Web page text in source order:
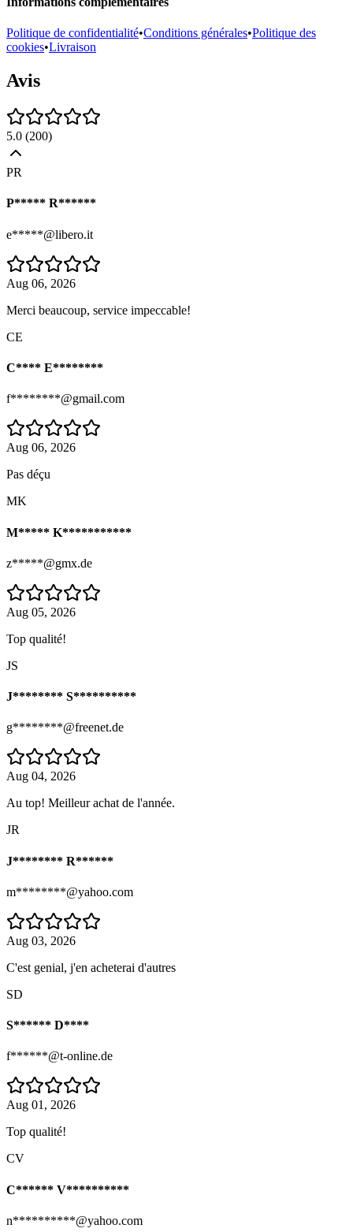
Politique de confidentialité•Conditions générales•Politique des
cookies•Livraison
Avis
5.0 (200)
PR
P***** R******
e*****@libero.it
Aug 06, 2026
Merci beaucoup, service impeccable!
CE
C**** E********
f********@gmail.com
Aug 06, 2026
Pas déçu
MK
M***** K***********
z*****@gmx.de
Aug 05, 2026
Top qualité!
JS
J******** S**********
g********@freenet.de
Aug 04, 2026
Au top! Meilleur achat de l'année.
JR
J******** R******
m********@yahoo.com
Aug 03, 2026
C'est genial, j'en acheterai d'autres
SD
S****** D****
f******@t-online.de
Aug 01, 2026
Top qualité!
CV
C****** V**********
n**********@yahoo.com